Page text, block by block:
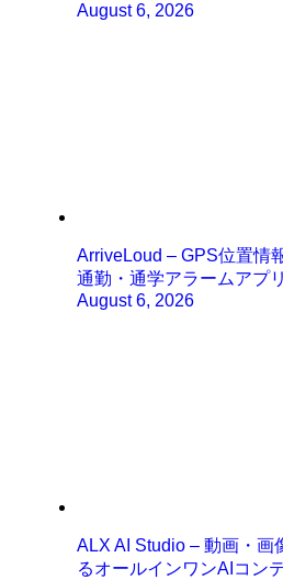
August 6, 2026
ArriveLoud – GPS位置情
通勤・通学アラームアプリ
August 6, 2026
ALX AI Studio – 動画・画
るオールインワンAIコン